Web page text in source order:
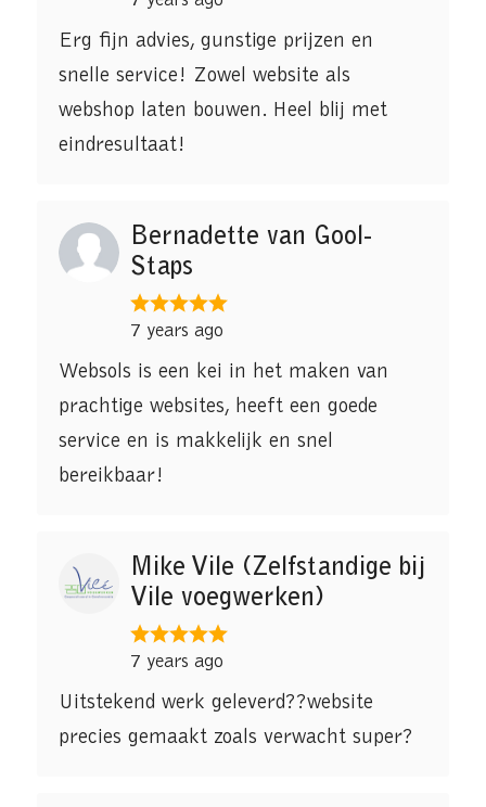
Erg fijn advies, gunstige prijzen en
snelle service! Zowel website als
webshop laten bouwen. Heel blij met
eindresultaat!
Bernadette van Gool-
Staps
7 years ago
Websols is een kei in het maken van
prachtige websites, heeft een goede
service en is makkelijk en snel
bereikbaar!
Mike Vile (Zelfstandige bij
Vile voegwerken)
7 years ago
Uitstekend werk geleverd??website
precies gemaakt zoals verwacht super?